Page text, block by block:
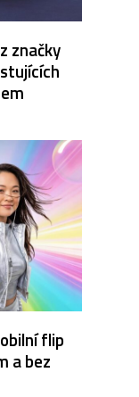
značky
flip
a bez